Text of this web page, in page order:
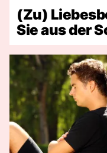
(Zu)
Sie aus der